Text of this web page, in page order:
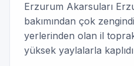
Erzurum Akarsuları
bakımından çok
yerlerinden olan il
yüksek yaylalarla